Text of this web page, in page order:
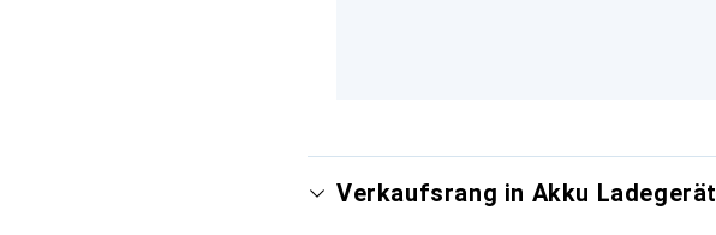
Verkaufsrang in Akku Ladegerät